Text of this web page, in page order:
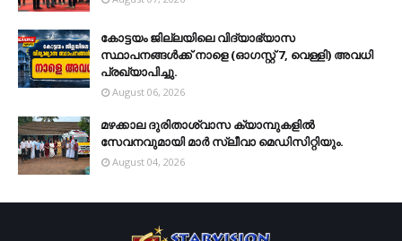
കോട്ടയം ജില്ലയിലെ വിദ്യാഭ്യാസ
സ്ഥാപനങ്ങള്‍ക്ക് നാളെ (ഓഗസ്റ്റ് 7, വെള്ളി) അവധി
പ്രഖ്യാപിച്ചു.
August 06, 2026
മഴക്കാല ദുരിതാശ്വാസ ക്യാമ്പുകളിൽ
സേവനവുമായി മാർ സ്ലീവാ മെഡിസിറ്റിയും.
August 04, 2026